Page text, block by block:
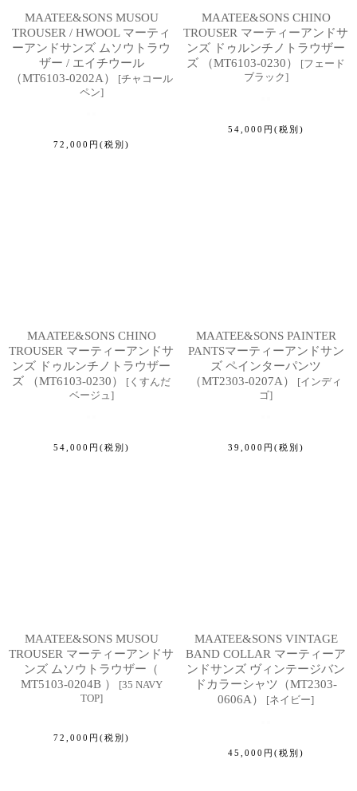
MAATEE&SONS MUSOU
TROUSER / HWOOL マーティ
ーアンドサンズ ムソウトラウ
ザー / エイチウール
（MT6103-0202A）
[チャコール
ペン]
72,000 円 (税別)
MAATEE&SONS CHINO
TROUSER マーティーアンドサ
ンズ ドゥルンチノトラウザー
ズ （MT6103-0230）
[フェード
ブラック]
54,000 円 (税別)
MAATEE&SONS CHINO
TROUSER マーティーアンドサ
ンズ ドゥルンチノトラウザー
ズ （MT6103-0230）
[ くすんだ
ベージュ ]
54,000 円 (税別)
MAATEE&SONS PAINTER
PANTSマーティーアンドサン
ズ ペインターパンツ
（MT2303-0207A）
[インディ
ゴ]
39,000 円 (税別)
MAATEE&SONS MUSOU
TROUSER マーティーアンドサ
ンズ ムソウトラウザー（
MT5103-0204B ）
[35 NAVY
TOP]
72,000 円 (税別)
MAATEE&SONS VINTAGE
BAND COLLAR マーティーア
ンドサンズ ヴィンテージバン
ドカラーシャツ（MT2303-
0606A）
[ネイビー]
45,000 円 (税別)